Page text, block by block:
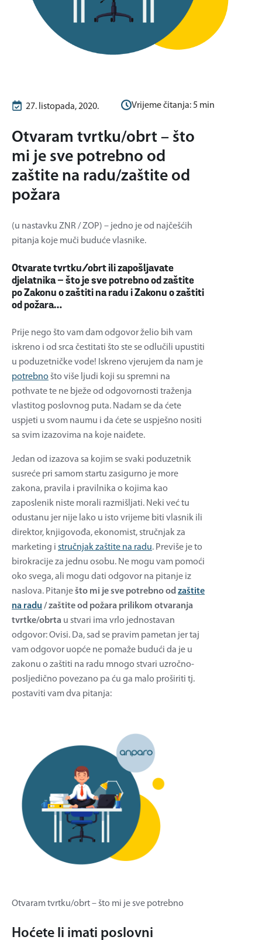
27. listopada, 2020. Vrijeme čitanja:5 min
Otvaram tvrtku/obrt – što
mi je sve potrebno od
zaštite na radu/zaštite od
požara
(u nastavku ZNR / ZOP) – jedno je od najčešćih
pitanja koje muči buduće vlasnike.
Otvarate tvrtku/obrt ili zapošljavate
djelatnika – što je sve potrebno od zaštite
po Zakonu o zaštiti na radu i Zakonu o zaštiti
od požara…
Prije nego što vam dam odgovor želio bih vam
iskreno i od srca čestitati što ste se odlučili upustiti
u poduzetničke vode! Iskreno vjerujem da nam je
potrebno što više ljudi koji su spremni na
pothvate te ne bježe od odgovornosti traženja
vlastitog poslovnog puta. Nadam se da ćete
uspjeti u svom naumu i da ćete se uspješno nositi
sa svim izazovima na koje naiđete.
Jedan od izazova sa kojim se svaki poduzetnik
susreće pri samom startu zasigurno je more
zakona, pravila i pravilnika o kojima kao
zaposlenik niste morali razmišljati. Neki već tu
odustanu jer nije lako u isto vrijeme biti vlasnik ili
direktor, knjigovođa, ekonomist, stručnjak za
marketing i stručnjak zaštite na radu. Previše je to
birokracije za jednu osobu. Ne mogu vam pomoći
oko svega, ali mogu dati odgovor na pitanje iz
naslova. Pitanješto mi je sve potrebno od zaštite
na radu / zaštite od požara prilikom otvaranja
tvrtke/obrta u stvari ima vrlo jednostavan
odgovor: Ovisi. Da, sad se pravim pametan jer taj
vam odgovor uopće ne pomaže budući da je u
zakonu o zaštiti na radu mnogo stvari uzročno-
posljedično povezano pa ću ga malo proširiti tj.
postaviti vam dva pitanja:
Otvaram tvrtku/obrt – što mi je sve potrebno
Hoćete li imati poslovni